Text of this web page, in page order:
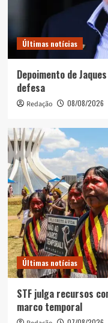
Últimas notícias
Depoimento de
defesa
Redação 08/08/2026
Últimas notícias
STF julga recursos
marco temporal